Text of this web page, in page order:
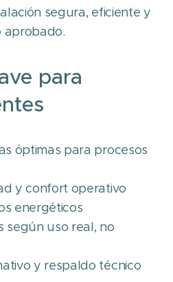
segura, eficiente y
aprobado.
para
óptimas para procesos
y confort operativo
energéticos
según uso real, no
y respaldo técnico